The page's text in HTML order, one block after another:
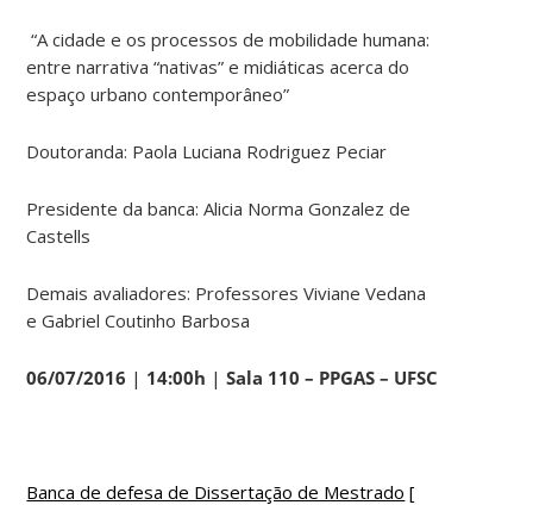
“A cidade e os processos de mobilidade humana:
entre narrativa “nativas” e midiáticas acerca do
espaço urbano contemporâneo”
Doutoranda: Paola Luciana Rodriguez Peciar
Presidente da banca: Alicia Norma Gonzalez de
Castells
Demais avaliadores: Professores Viviane Vedana
e Gabriel Coutinho Barbosa
06/07/2016 | 14:00h |Sala 110 – PPGAS – UFSC
Banca de defesa de Dissertação de Mestrado [